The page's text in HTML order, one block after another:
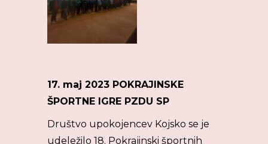
17. maj 2023 POKRAJINSKE
ŠPORTNE IGRE PZDU SP
Društvo upokojencev Kojsko se je
udeležilo 18. Pokrajinski športnih